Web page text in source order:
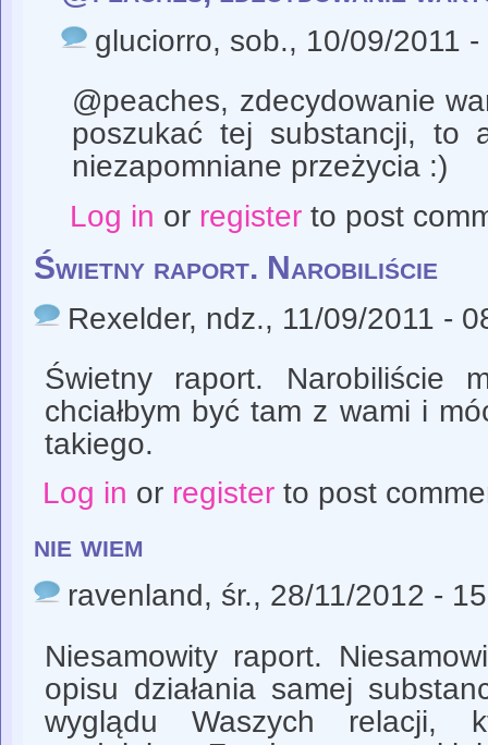
gluciorro, sob., 10/09/2011
@peaches, zdecydowanie
poszukać tej substancji, to
niezapomniane przeżycia :)
Log in or registerto post
Świetny raport. Narobiliście
Rexelder, ndz., 11/09/2011 -
Świetny raport. Narobiliście
chciałbym być tam z wami i
takiego.
Log in or registerto post
nie wiem
ravenland, śr., 28/11/2012 -
Niesamowity raport.
opisu działania samej
wyglądu Waszych relacji,